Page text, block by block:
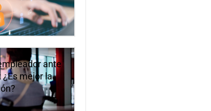
ante
mejor la